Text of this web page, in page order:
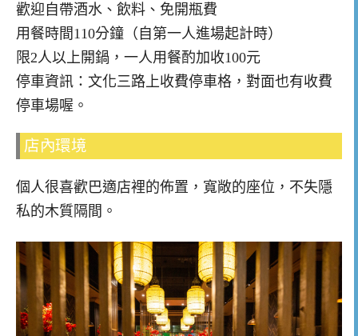
歡迎自帶酒水、飲料、免開瓶費
用餐時間110分鐘（自第一人進場起計時）
限2人以上開鍋，一人用餐酌加收100元
停車資訊：文化三路上收費停車格，對面也有收費
停車場喔。
店內環境
個人很喜歡巴適店裡的佈置，寬敞的座位，不失隱
私的木質隔間。